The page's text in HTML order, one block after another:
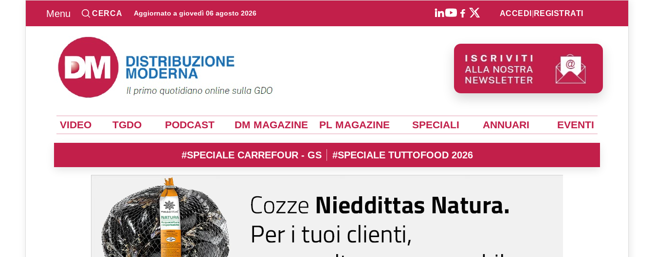
Menu CERCA Aggiornato a giovedì 06 agosto 2026 ACCEDI REGISTRATI
VIDEO TGDO PODCAST DM MAGAZINE PL MAGAZINE SPECIALI ANNUARI EVENTI
#SPECIALE CARREFOUR - GS #SPECIALE TUTTOFOOD 2026